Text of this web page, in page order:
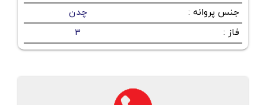
جنس پروانه :
چدن
فاز :
3